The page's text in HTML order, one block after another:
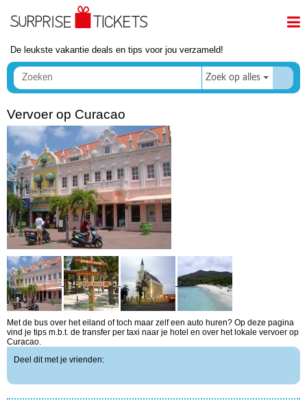
De leukste vakantie deals en tips voor jou verzameld!
Zoek op alles
Vervoer op Curacao
Met de bus over het eiland of toch maar zelf een auto huren? Op deze pagina
vind je tips m.b.t. de transfer per taxi naar je hotel en over het lokale vervoer op
Curacao.
Deel dit met je vrienden: